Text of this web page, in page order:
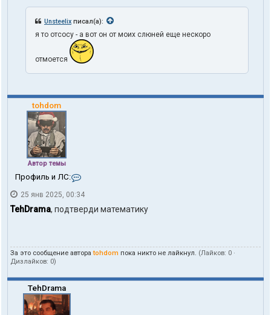
Unsteelix писал(а):
я то отсосу - а вот он от моих слюней еще нескоро
отмоется
tohdom
Автор темы
Профиль и ЛС:
н
т
а
п
ь
25 янв 2025, 00:34
TehDrama, подтверди математику
За это сообщение автораtohdom пока никто не лайкнул. (Лайков: 0 ·
Дизлайков: 0)
TehDrama